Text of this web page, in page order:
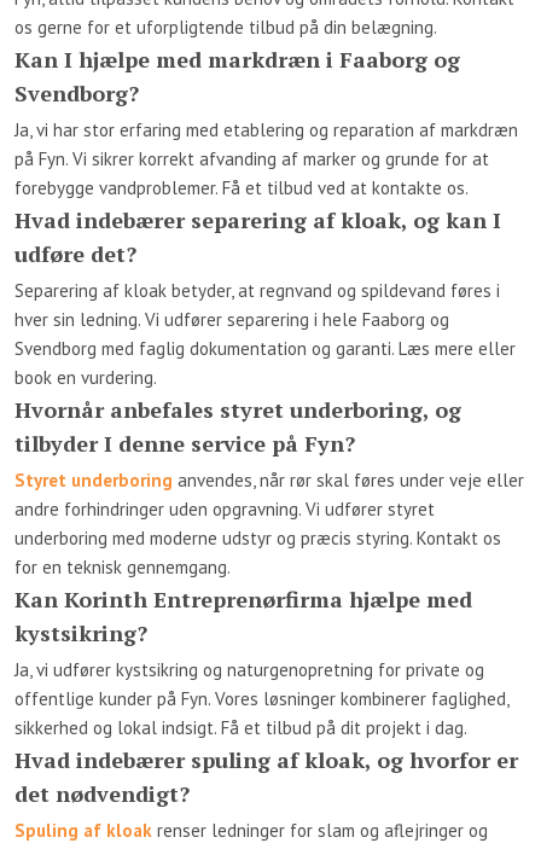
os gerne for et uforpligtende tilbud på din belægning.
Kan I hjælpe med markdræn i Faaborg og
Svendborg?
Ja, vi har stor erfaring med etablering og reparation af markdræn
på Fyn. Vi sikrer korrekt afvanding af marker og grunde for at
forebygge vandproblemer. Få et tilbud ved at kontakte os.
Hvad indebærer separering af kloak, og kan I
udføre det?
Separering af kloak betyder, at regnvand og spildevand føres i
hver sin ledning. Vi udfører separering i hele Faaborg og
Svendborg med faglig dokumentation og garanti. Læs mere eller
book en vurdering.
Hvornår anbefales styret underboring, og
tilbyder I denne service på Fyn?
Styret underboring anvendes, når rør skal føres under veje eller
andre forhindringer uden opgravning. Vi udfører styret
underboring med moderne udstyr og præcis styring. Kontakt os
for en teknisk gennemgang.
Kan Korinth Entreprenørfirma hjælpe med
kystsikring?
Ja, vi udfører kystsikring og naturgenopretning for private og
offentlige kunder på Fyn. Vores løsninger kombinerer faglighed,
sikkerhed og lokal indsigt. Få et tilbud på dit projekt i dag.
Hvad indebærer spuling af kloak, og hvorfor er
det nødvendigt?
Spuling af kloakrenser ledninger for slam og aflejringer og